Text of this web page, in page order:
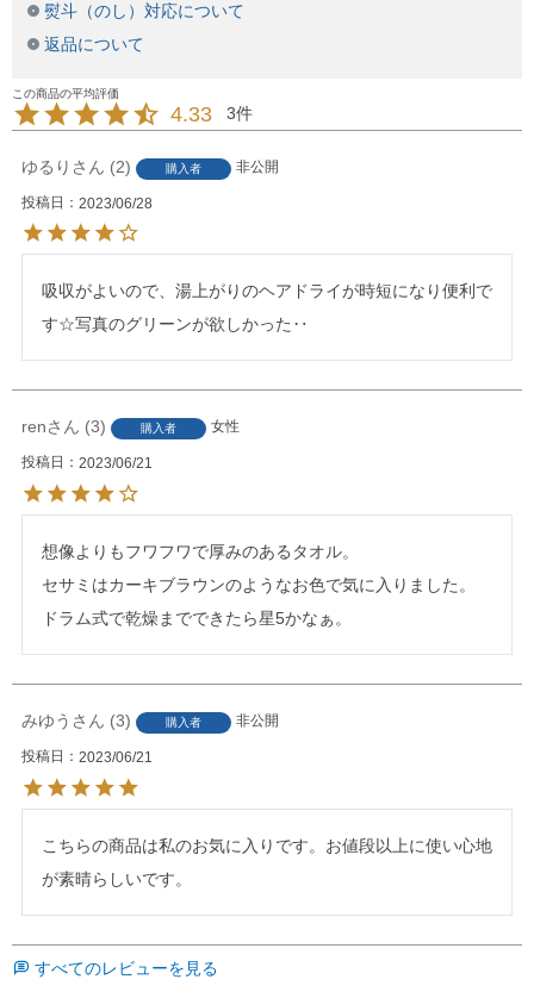
熨斗（のし）対応について
返品について
4.33 3
ゆるり 2 購入者 非公開
投稿日 2023/06/28
吸収がよいので、湯上がりのヘアドライが時短になり便利で
す☆写真のグリーンが欲しかった‥
ren 3 購入者 女性
投稿日 2023/06/21
想像よりもフワフワで厚みのあるタオル。
セサミはカーキブラウンのようなお色で気に入りました。
ドラム式で乾燥までできたら星5かなぁ。
みゆう 3 購入者 非公開
投稿日 2023/06/21
こちらの商品は私のお気に入りです。お値段以上に使い心地
が素晴らしいです。
すべてのレビューを見る